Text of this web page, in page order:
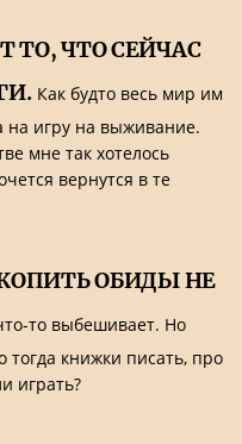
ТО, ЧТО СЕЙЧАС
Как будто весь мир им
на игру на выживание.
мне так хотелось
вернутся в те
ОБИДЫ НЕ
то выбешивает. Но
тогда книжки писать, про
играть?